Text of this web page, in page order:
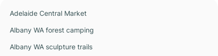
Adelaide Central Market
Albany WA forest camping
Albany WA sculpture trails